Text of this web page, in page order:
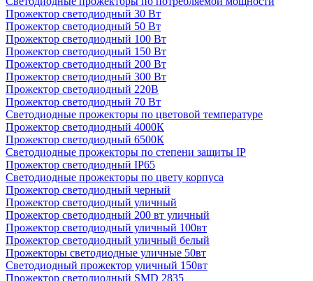
Прожектор светодиодный 30 Вт
Прожектор светодиодный 50 Вт
Прожектор светодиодный 100 Вт
Прожектор светодиодный 150 Вт
Прожектор светодиодный 200 Вт
Прожектор светодиодный 300 Вт
Прожектор светодиодный 220В
Прожектор светодиодный 70 Вт
Светодиодные прожекторы по цветовой температуре
Прожектор светодиодный 4000К
Прожектор светодиодный 6500К
Светодиодные прожекторы по степени защиты IP
Прожектор светодиодный IP65
Светодиодные прожекторы по цвету корпуса
Прожектор светодиодный черный
Прожектор светодиодный уличный
Прожектор светодиодный 200 вт уличный
Прожектор светодиодный уличный 100вт
Прожектор светодиодный уличный белый
Прожекторы светодиодные уличные 50вт
Светодиодный прожектор уличный 150вт
Прожектор светодиодный SMD 2835